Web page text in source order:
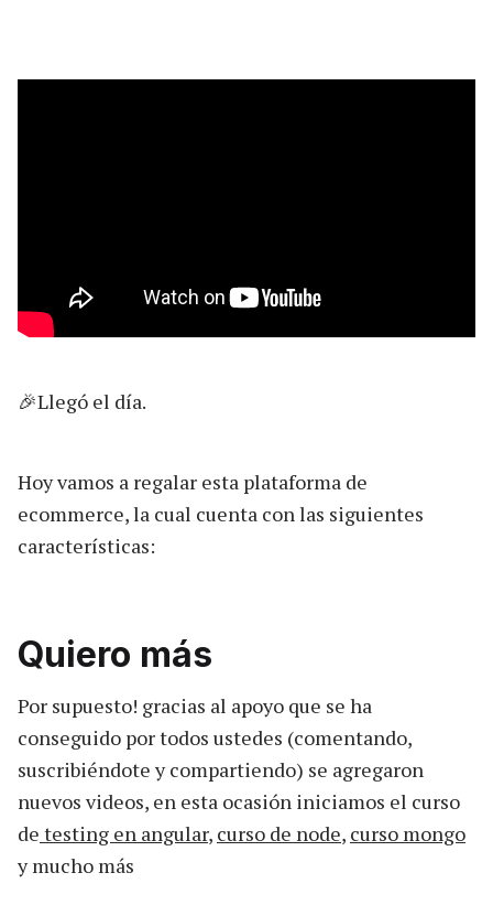
🎉Llegó el día.
Hoy vamos a regalar esta plataforma de
ecommerce, la cual cuenta con las siguientes
características:
Quiero más
Por supuesto! gracias al apoyo que se ha
conseguido por todos ustedes (comentando,
suscribiéndote y compartiendo) se agregaron
nuevos videos, en esta ocasión iniciamos el curso
de testing en angular, curso de node, curso mongo
y mucho más